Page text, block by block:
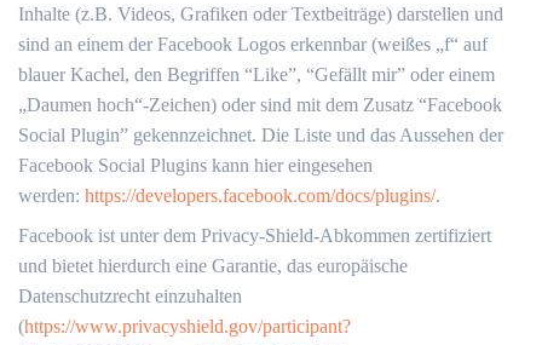
Inhalte (z.B. Videos, Grafiken oder Textbeiträge) darstellen und
sind an einem der Facebook Logos erkennbar (weißes „f“ auf
blauer Kachel, den Begriffen “Like”, “Gefällt mir” oder einem
„Daumen hoch“-Zeichen) oder sind mit dem Zusatz “Facebook
Social Plugin” gekennzeichnet. Die Liste und das Aussehen der
Facebook Social Plugins kann hier eingesehen
werden: https://developers.facebook.com/docs/plugins/.
Facebook ist unter dem Privacy-Shield-Abkommen zertifiziert
und bietet hierdurch eine Garantie, das europäische
Datenschutzrecht einzuhalten
(https://www.privacyshield.gov/participant?